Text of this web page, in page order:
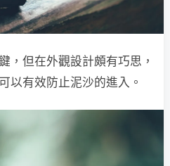
，但在外觀設計頗有巧思，
以有效防止泥沙的進入。